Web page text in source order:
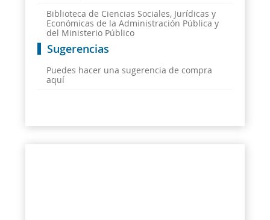
Biblioteca de Ciencias Sociales, Jurídicas y
Económicas de la Administración Pública y
del Ministerio Público
Sugerencias
Puedes hacer una sugerencia de compra
aquí